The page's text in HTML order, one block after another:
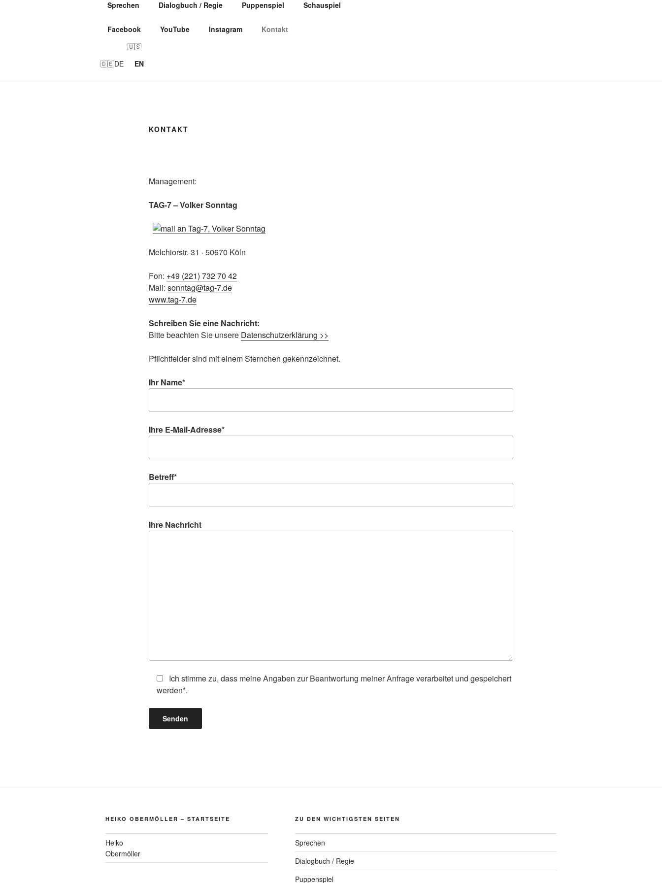
HEIKO OBERMÖLLER
Schauspieler, Moderator, Puppenspieler & Sprecher
Sprechen Dialogbuch / Regie Puppenspiel Schauspiel
Facebook YouTube Instagram Kontakt
DE EN
KONTAKT
Management:
TAG-7 – Volker Sonntag
Melchiorstr. 31 · 50670 Köln
Fon: +49 (221) 732 70 42
Mail: sonntag@tag-7.de
www.tag-7.de
Schreiben Sie eine Nachricht:
Bitte beachten Sie unsere Datenschutzerklärung >>
Pflichtfelder sind mit einem Sternchen gekennzeichnet.
Ihr Name*
Ihre E-Mail-Adresse*
Betreff*
Ihre Nachricht
Ich stimme zu, dass meine Angaben zur Beantwortung meiner Anfrage verarbeitet und gespeichert
werden*.
HEIKO OBERMÖLLER – STARTSEITE
Heiko
Obermöller
ZU DEN WICHTIGSTEN SEITEN
Sprechen
Dialogbuch / Regie
Puppenspiel